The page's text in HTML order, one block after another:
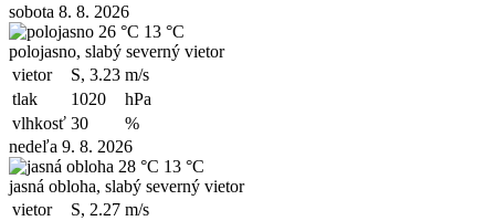
sobota 8. 8. 2026
26 °C 13 °C
polojasno, slabý severný vietor
vietor
S, 3.23 m/s
tlak
1020
hPa
vlhkosť 30
%
nedeľa 9. 8. 2026
28 °C 13 °C
jasná obloha, slabý severný vietor
vietor
S, 2.27 m/s